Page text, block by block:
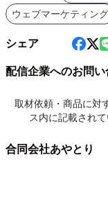
ウェブマーケティング
シェア
配信企業へのお問い
取材依頼・商品に対
ス内に記載され
合同会社あやとり